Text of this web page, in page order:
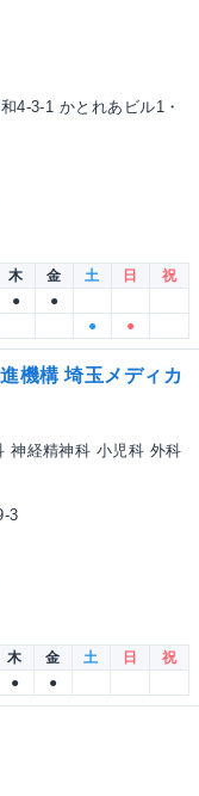
4-3-1 かとれあビル1・
木 金 土 日
祝
●
●
● ●
機構 埼玉メディカ
神経精神科 小児科 外科
3
木 金 土 日
祝
● ●